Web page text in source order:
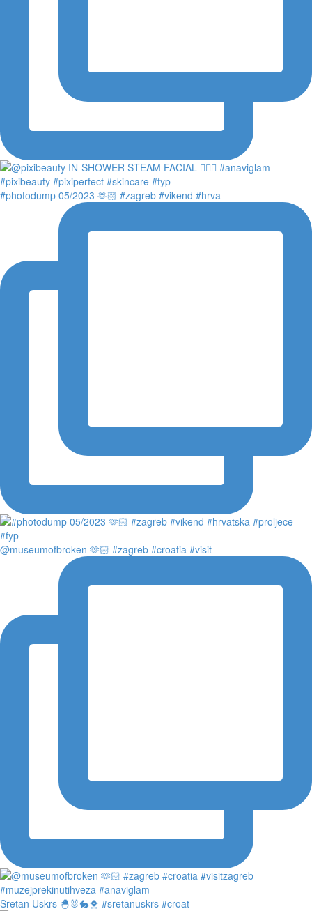
#photodump 05/2023 🫶🏻 #zagreb #vikend #hrva
@museumofbroken 🫶🏻 #zagreb #croatia #visit
Sretan Uskrs 🐣🐰🐇🐥 #sretanuskrs #croat